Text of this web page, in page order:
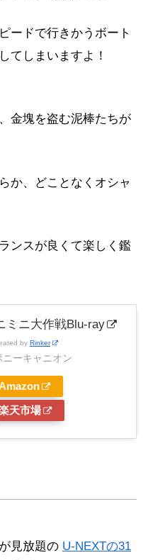
ードで行きかうボート
てしまいますよ！
金塊を盗む泥棒たちが
か、どことなくオシャ
ンスが良くて楽しく鑑
ミニ大作戦Blu-ray
by Rinker
ニーキャニオン
天市場
見放題の U-NEXTの31